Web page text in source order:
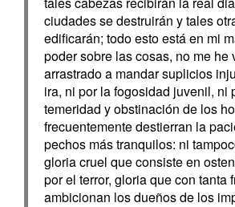
ciudades se destruirán y tales
edificarán; todo esto está en mi
poder sobre las cosas, no me he
arrastrado a mandar suplicios
ira, ni por la fogosidad juvenil, ni
temeridad y obstinación de los
frecuentemente destierran la
pechos más tranquilos: ni
gloria cruel que consiste en
por el terror, gloria que con tanta
ambicionan los dueños de los